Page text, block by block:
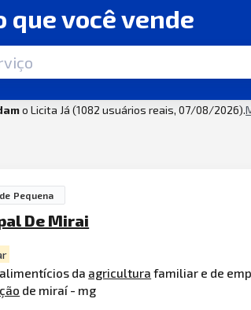
que você vende
o Licita Já (1082 usuários reais, 07/08/2026).
Pequena
De Mirai
da agricultura familiar e de
de miraí - mg